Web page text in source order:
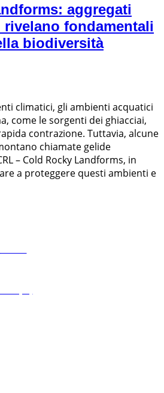
aggregati
fondamentali
biodiversità
climatici, gli ambienti acquatici
come le sorgenti dei ghiacciai,
contrazione. Tuttavia, alcune
chiamate gelide
– Cold Rocky Landforms, in
a proteggere questi ambienti e